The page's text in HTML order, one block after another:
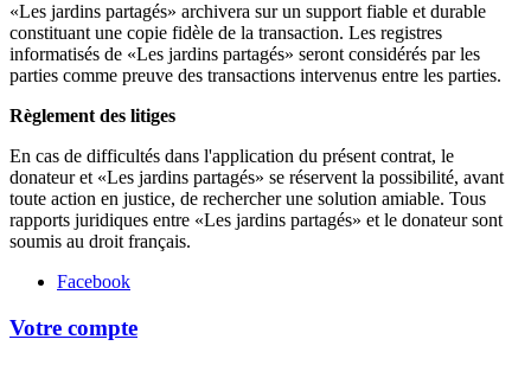
«Les jardins partagés» archivera sur un support fiable et durable
constituant une copie fidèle de la transaction. Les registres
informatisés de «Les jardins partagés» seront considérés par les
parties comme preuve des transactions intervenus entre les parties.
Règlement des litiges
En cas de difficultés dans l'application du présent contrat, le
donateur et «Les jardins partagés» se réservent la possibilité, avant
toute action en justice, de rechercher une solution amiable. Tous
rapports juridiques entre «Les jardins partagés» et le donateur sont
soumis au droit français.
Facebook
Votre compte